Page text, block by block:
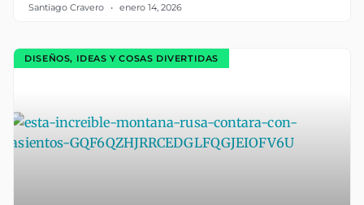
Santiago Cravero enero 14, 2026
DISEÑOS, IDEAS Y COSAS DIVERTIDAS